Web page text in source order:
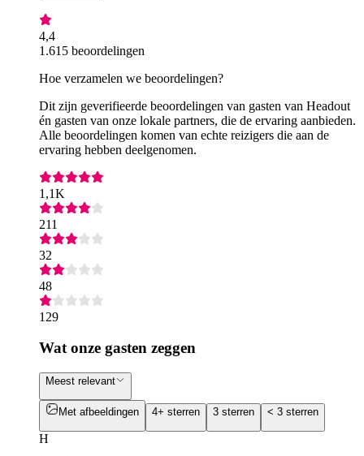
4,4
1.615 beoordelingen
Hoe verzamelen we beoordelingen?
Dit zijn geverifieerde beoordelingen van gasten van Headout
én gasten van onze lokale partners, die de ervaring aanbieden.
Alle beoordelingen komen van echte reizigers die aan de
ervaring hebben deelgenomen.
1,1K
211
32
48
129
Wat onze gasten zeggen
Meest relevant
Met afbeeldingen 4+ sterren 3 sterren < 3 sterren
H